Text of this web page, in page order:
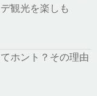
観光を楽しも
ホント？その理由